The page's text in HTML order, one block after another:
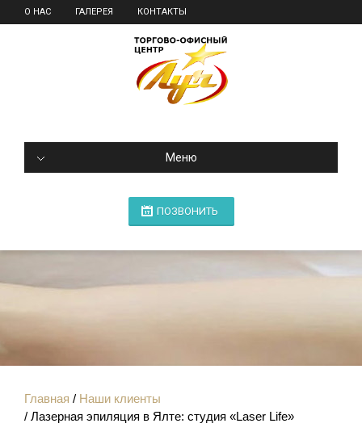
О НАС ГАЛЕРЕЯ КОНТАКТЫ
Меню
ПОЗВОНИТЬ
Главная
Наши клиенты
Лазерная эпиляция в Ялте: студия «Laser Life»